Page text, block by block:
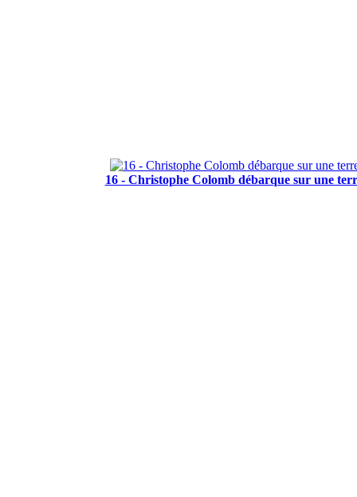
16 - Christophe Colomb débarque sur une